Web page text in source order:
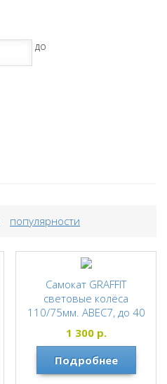
до
популярности
Самокат GRAFFIT
световые колёса
110/75мм. ABEC7, до 40
кг. СИНИЙ
GRAFFITI
1 300р.
Подробнее